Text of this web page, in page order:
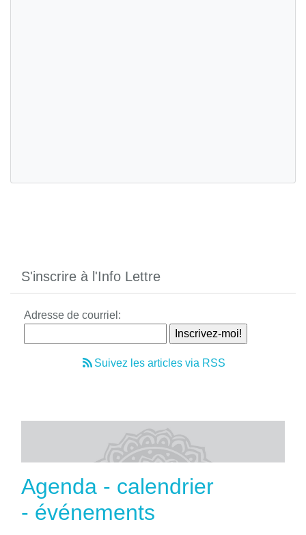
S'inscrire à l'Info Lettre
Adresse de courriel:
Suivez les articles via RSS
Agenda - calendrier
- événements